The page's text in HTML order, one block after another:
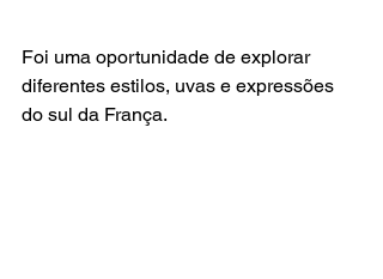
Foi uma oportunidade de explorar
diferentes estilos, uvas e expressões
do sul da França.